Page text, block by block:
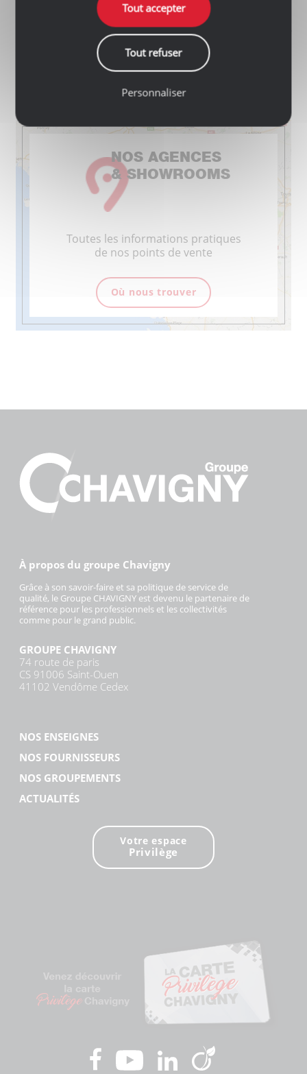
*Offre valables via réservation en ligne dans les
Chavigny Matériaux & Quincaillerie outillage, jusqu’au
4 février 2025. Non cumulable avec d’autres offres en
cours. Sous réserve de disponibilité du stock.
NOS AGENCES
& SHOWROOMS
Toutes les informations pratiques
de nos points de vente
Où nous trouver
À propos du groupe Chavigny
Grâce à son savoir-faire et sa politique de service de
qualité, le Groupe CHAVIGNY est devenu le partenaire de
référence pour les professionnels et les collectivités
comme pour le grand public.
GROUPE CHAVIGNY
74 route de paris
CS 91006 Saint-Ouen
41102 Vendôme Cedex
NOS ENSEIGNES
NOS FOURNISSEURS
NOS GROUPEMENTS
ACTUALITÉS
Votre espace
Privilège
Tout accepter
Tout refuser
Personnaliser